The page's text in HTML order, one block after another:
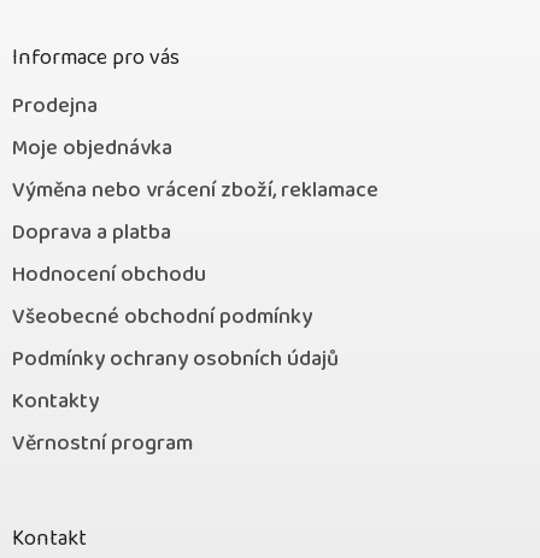
Informace pro vás
Prodejna
Moje objednávka
Výměna nebo vrácení zboží, reklamace
Doprava a platba
Hodnocení obchodu
Všeobecné obchodní podmínky
Podmínky ochrany osobních údajů
Kontakty
Věrnostní program
Kontakt